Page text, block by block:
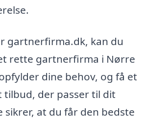
gartnerfirma.dk, kan du
rette gartnerfirma i Nørre
dine behov, og få et
der passer til dit
sikrer, at du får den bedste